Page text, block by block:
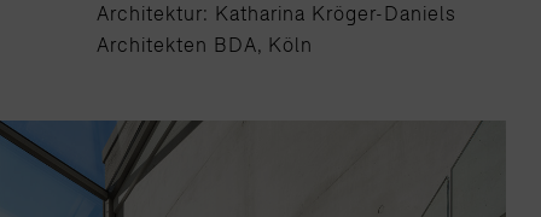
Architektur: Katharina Kröger-Daniels
Architekten BDA, Köln